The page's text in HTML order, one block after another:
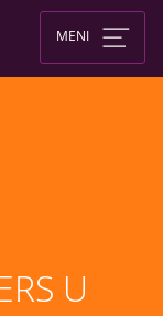
MENI
U